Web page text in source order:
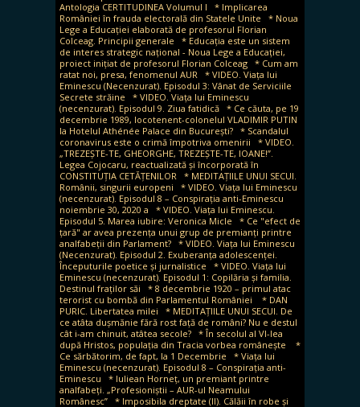
Antologia CERTITUDINEA Volumul I
* Implicarea
României în frauda electorală din Statele Unite
* Noua
Lege a Educației elaborată de profesorul Florian
Colceag. Principii generale
* Educația este un sistem
de interes strategic național - Noua Lege a Educației,
proiect inițiat de profesorul Florian Colceag * Cum am
ratat noi, presa, fenomenul AUR
* VIDEO. Viața lui
Eminescu (Necenzurat). Episodul 3: Vânat de Serviciile
Secrete străine
* VIDEO. Viața lui Eminescu
(necenzurat). Episodul 9. Ziua fatidică * Ce căuta, pe 19
decembrie 1989, locotenent-colonelul VLADIMIR PUTIN
la Hotelul Athénée Palace din București? * Scandalul
coronavirus este o crimă împotriva omenirii
* VIDEO.
„TREZEȘTE-TE, GHEORGHE, TREZEȘTE-TE, IOANE!”.
Legea Cojocaru, reactualizată și încorporată în
CONSTITUȚIA CETĂȚENILOR
* MEDITAȚIILE UNUI SECUI.
Românii, singurii europeni
* VIDEO. Viața lui Eminescu
(necenzurat). Episodul 8 – Conspirația anti-Eminescu
noiembrie 30, 2020 a
* VIDEO. Viața lui Eminescu.
Episodul 5. Marea iubire: Veronica Micle
* Ce "efect de
țară" ar avea prezența unui grup de premianți printre
analfabeții din Parlament? * VIDEO. Viața lui Eminescu
(Necenzurat). Episodul 2. Exuberanța adolescenței.
Începuturile poetice și jurnalistice
* VIDEO. Viața lui
Eminescu (necenzurat). Episodul 1: Copilăria și familia.
Destinul fraților săi
* 8 decembrie 1920 – primul atac
terorist cu bombă din Parlamentul României
* DAN
PURIC. Libertatea milei
* MEDITAȚIILE UNUI SECUI. De
ce atâta dușmănie fără rost față de români? Nu e destul
cât i-am chinuit, atâtea secole? * În secolul al VI-lea
după Hristos, populația din Tracia vorbea românește
*
Ce sărbătorim, de fapt, la 1 Decembrie
* Viața lui
Eminescu (necenzurat). Episodul 8 – Conspirația anti-
Eminescu
* Iuliean Horneț, un premiant printre
analfabeți. „Profesioniștii – AUR-ul Neamului
Românesc” * Imposibila dreptate (II). Călăii în robe și